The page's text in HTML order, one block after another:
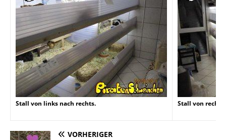
Stall von links nach rechts. Stall von rechts
VORHERIGER